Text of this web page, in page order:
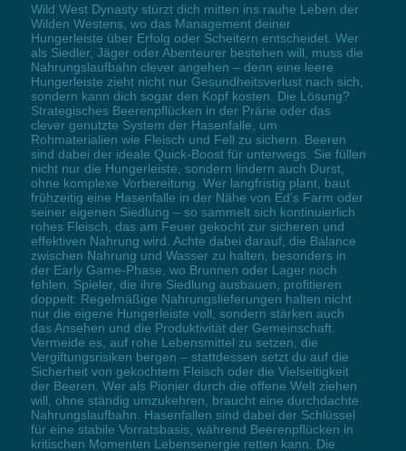
Wild West Dynasty stürzt dich mitten ins rauhe Leben der
Wilden Westens, wo das Management deiner
Hungerleiste über Erfolg oder Scheitern entscheidet. Wer
als Siedler, Jäger oder Abenteurer bestehen will, muss die
Nahrungslaufbahn clever angehen – denn eine leere
Hungerleiste zieht nicht nur Gesundheitsverlust nach sich,
sondern kann dich sogar den Kopf kosten. Die Lösung?
Strategisches Beerenpflücken in der Prärie oder das
clever genutzte System der Hasenfalle, um
Rohmaterialien wie Fleisch und Fell zu sichern. Beeren
sind dabei der ideale Quick-Boost für unterwegs: Sie füllen
nicht nur die Hungerleiste, sondern lindern auch Durst,
ohne komplexe Vorbereitung. Wer langfristig plant, baut
frühzeitig eine Hasenfalle in der Nähe von Ed’s Farm oder
seiner eigenen Siedlung – so sammelt sich kontinuierlich
rohes Fleisch, das am Feuer gekocht zur sicheren und
effektiven Nahrung wird. Achte dabei darauf, die Balance
zwischen Nahrung und Wasser zu halten, besonders in
der Early Game-Phase, wo Brunnen oder Lager noch
fehlen. Spieler, die ihre Siedlung ausbauen, profitieren
doppelt: Regelmäßige Nahrungslieferungen halten nicht
nur die eigene Hungerleiste voll, sondern stärken auch
das Ansehen und die Produktivität der Gemeinschaft.
Vermeide es, auf rohe Lebensmittel zu setzen, die
Vergiftungsrisiken bergen – stattdessen setzt du auf die
Sicherheit von gekochtem Fleisch oder die Vielseitigkeit
der Beeren. Wer als Pionier durch die offene Welt ziehen
will, ohne ständig umzukehren, braucht eine durchdachte
Nahrungslaufbahn. Hasenfallen sind dabei der Schlüssel
für eine stabile Vorratsbasis, während Beerenpflücken in
kritischen Momenten Lebensenergie retten kann. Die